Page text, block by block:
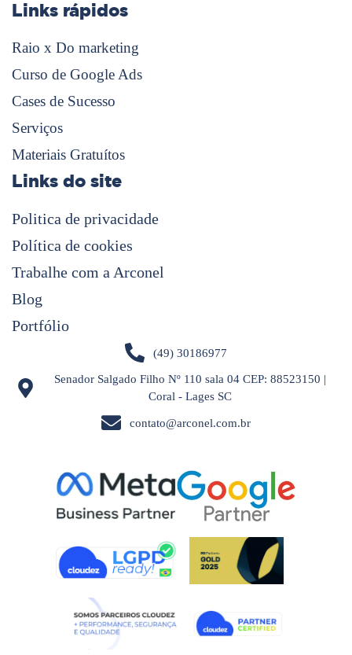
Links rápidos
Raio x Do marketing
Curso de Google Ads
Cases de Sucesso
Serviços
Materiais Gratuítos
Links do site
Politica de privacidade
Política de cookies
Trabalhe com a Arconel
Blog
Portfólio
(49) 30186977
Senador Salgado Filho Nº 110 sala 04 CEP: 88523150 |
Coral - Lages SC
contato@arconel.com.br